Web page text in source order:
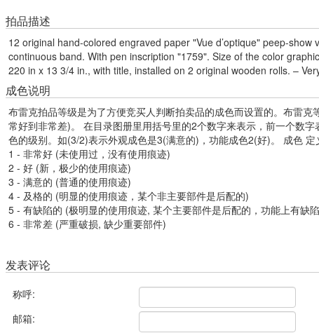
拍品描述
12 original hand-colored engraved paper "Vue d’optique" peep-
continuous band. With pen inscription "1759". Size of the color
220 in x 13 3/4 in., with title, installed on 2 original wooden rolls. –
成色说明
布雷克拍品等级是为了方便竞买人判断拍卖品的成色而设置的。布雷
常好到非常差)。 在目录图册里用括号里的2个数字来表示，前一个数
色的级别。如(3/2)表示外观成色是3(满意的)，功能成色2(好)。 成色 定
1 - 非常好 (未使用过，没有使用痕迹)
2 - 好 (新，极少的使用痕迹)
3 - 满意的 (普通的使用痕迹)
4 - 及格的 (明显的使用痕迹，某个非主要部件是后配的)
5 - 有缺陷的 (极明显的使用痕迹, 某个主要部件是后配的，功能上有缺
6 - 非常差 (严重破损, 缺少重要部件)
发表评论
称呼:
邮箱: